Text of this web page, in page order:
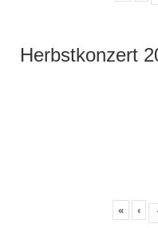
Herbstkonzert
« ‹